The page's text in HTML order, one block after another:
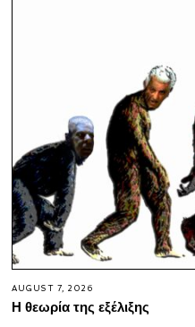
AUGUST 7, 2026
Η θεωρία της εξέλιξης